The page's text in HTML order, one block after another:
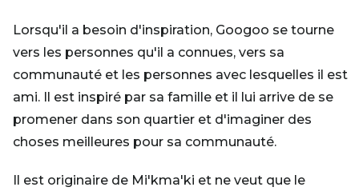
Lorsqu'il a besoin d'inspiration, Googoo se tourne
vers les personnes qu'il a connues, vers sa
communauté et les personnes avec lesquelles il est
ami. Il est inspiré par sa famille et il lui arrive de se
promener dans son quartier et d'imaginer des
choses meilleures pour sa communauté.
Il est originaire de Mi'kma'ki et ne veut que le